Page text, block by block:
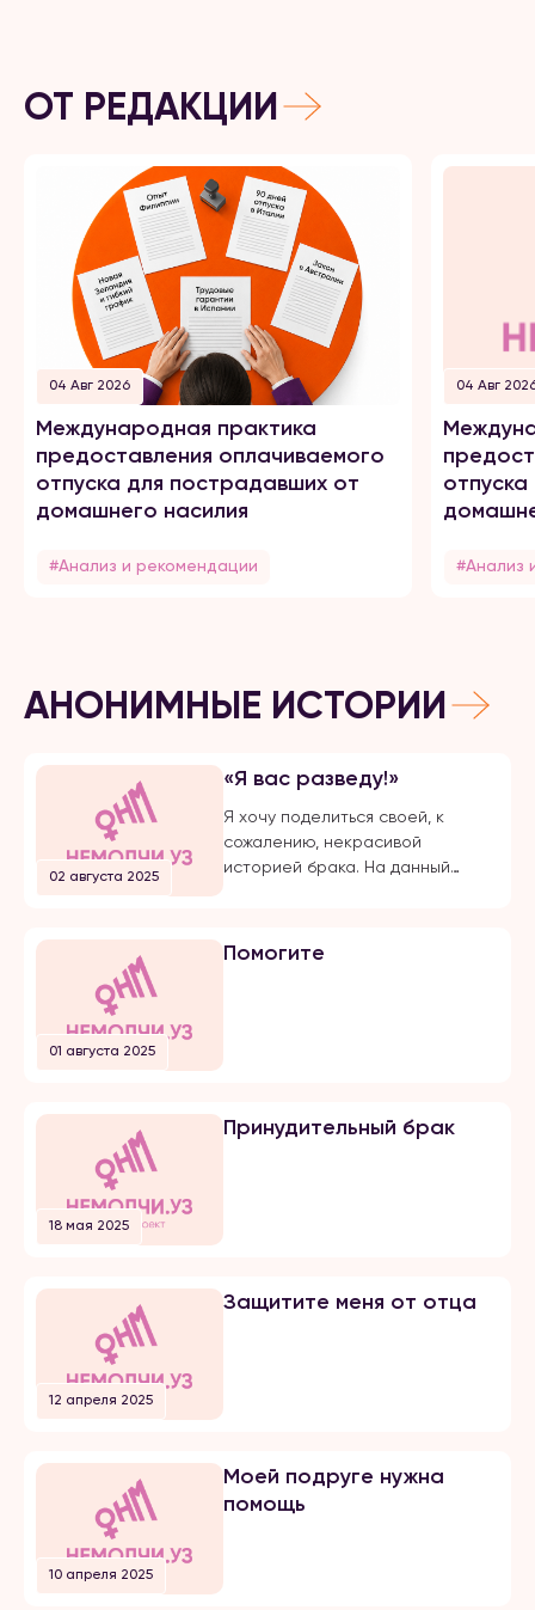
ОТ РЕДАКЦИИ
04 Авг 2026
Международная практика
предоставления оплачиваемого
отпуска для пострадавших от
домашнего насилия
#Анализ и рекомендации
04 Авг
#Анализ
АНОНИМНЫЕ ИСТОРИИ
02 августа 2025
«Я вас разведу!»
Я хочу поделиться своей, к
сожалению, некрасивой
историей брака. На данный
публичной травле, оскорблениям
мне сделал предложение. Мы […]
01 августа 2025
Помогите
18 мая 2025
Принудительный брак
12 апреля 2025
Защитите меня от отца
10 апреля 2025
Моей подруге нужна
помощь